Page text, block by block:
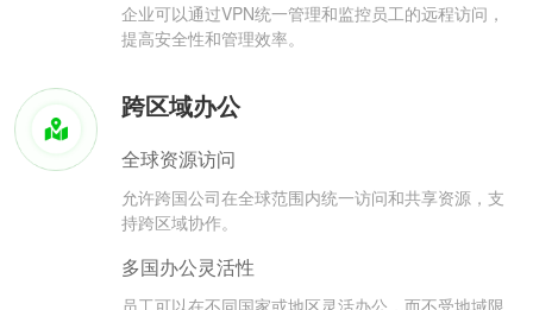
企业可以通过VPN统一管理和监控员工的远程访问，
提高安全性和管理效率。
跨区域办公
全球资源访问
允许跨国公司在全球范围内统一访问和共享资源，支
持跨区域协作。
多国办公灵活性